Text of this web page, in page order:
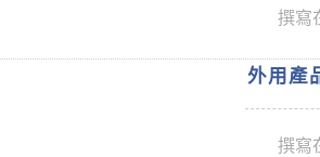
撰寫
外用產
撰寫